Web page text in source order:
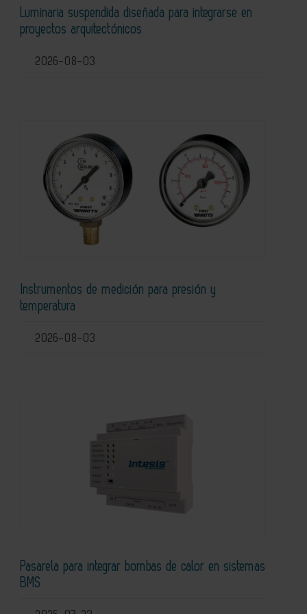
Luminaria suspendida diseñada para integrarse en
proyectos arquitectónicos
2026-08-03
Instrumentos de medición para presión y
temperatura
2026-08-03
Pasarela para integrar bombas de calor en sistemas
BMS